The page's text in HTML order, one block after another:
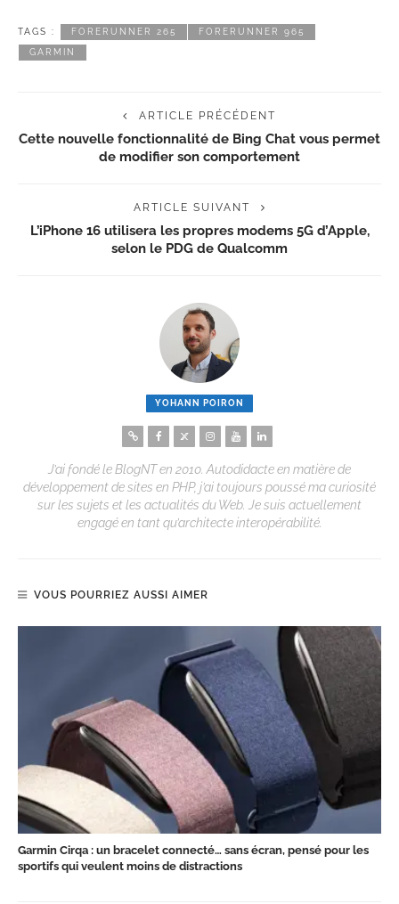
TAGS : FORERUNNER 265 FORERUNNER 965
GARMIN
ARTICLE PRÉCÉDENT
Cette nouvelle fonctionnalité de Bing Chat vous permet
de modifier son comportement
ARTICLE SUIVANT
L’iPhone 16 utilisera les propres modems 5G d’Apple,
selon le PDG de Qualcomm
YOHANN POIRON
J’ai fondé le BlogNT en 2010. Autodidacte en matière de
développement de sites en PHP, j’ai toujours poussé ma curiosité
sur les sujets et les actualités du Web. Je suis actuellement
engagé en tant qu’architecte interopérabilité.
VOUS POURRIEZ AUSSI AIMER
Garmin Cirqa : un bracelet connecté… sans écran, pensé pour les
sportifs qui veulent moins de distractions